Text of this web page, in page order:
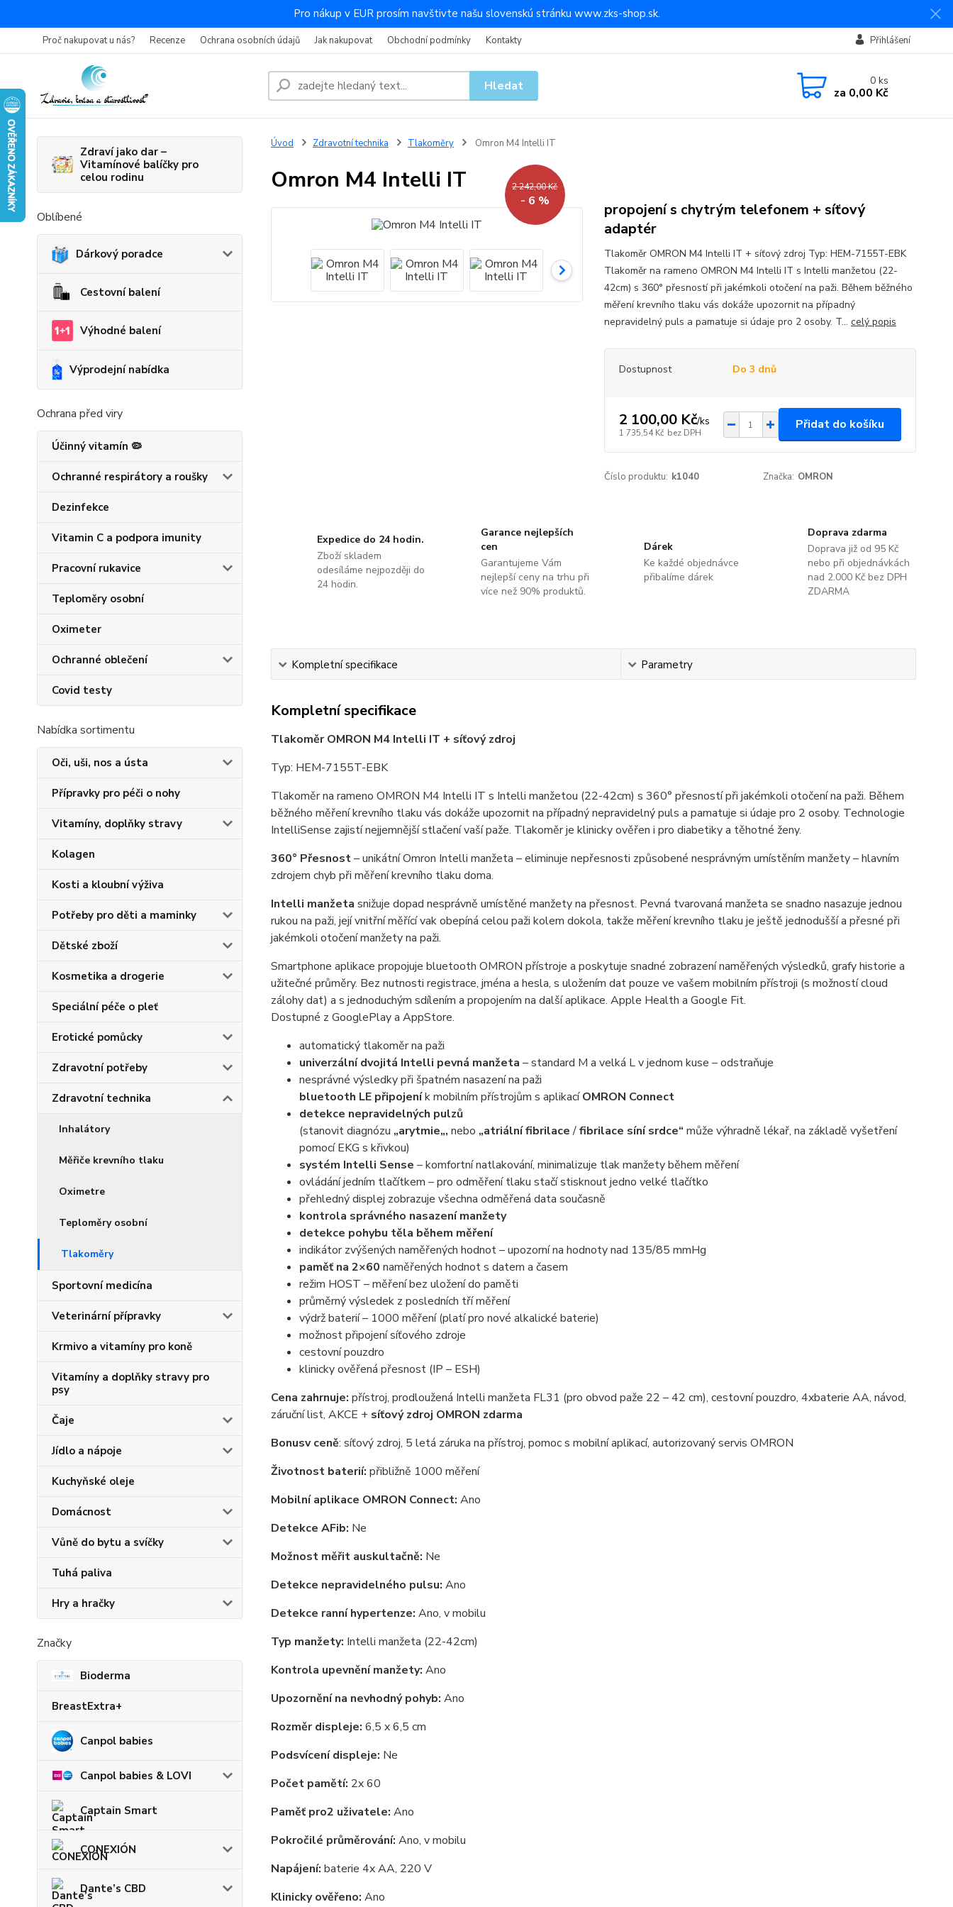
Pro nákup v EUR prosím navštivte našu slovenskú stránku www.zks-shop.sk.
Proč nakupovat u nás? Recenze Ochrana osobních údajů Jak nakupovat Obchodní podmínky Kontakty Přihlášení
Hledat 0ks
za 0,00 Kč
Zdraví jako dar –
Vitamínové balíčky pro
celou rodinu
Oblíbené
Dárkový poradce
Cestovní balení
Výhodné balení
Výprodejní nabídka
Ochrana před viry
Účinný vitamín 🦠
Ochranné respirátory a roušky
Dezinfekce
Vitamin C a podpora imunity
Pracovní rukavice
Teploměry osobní
Oximeter
Ochranné oblečení
Covid testy
Nabídka sortimentu
Oči, uši, nos a ústa
Přípravky pro péči o nohy
Vitamíny, doplňky stravy
Kolagen
Kosti a kloubní výživa
Potřeby pro děti a maminky
Dětské zboží
Kosmetika a drogerie
Speciální péče o pleť
Erotické pomůcky
Zdravotní potřeby
Zdravotní technika
Inhalátory
Měřiče krevního tlaku
Oximetre
Teploměry osobní
Tlakoměry
Sportovní medicína
Veterinární přípravky
Krmivo a vitamíny pro koně
Vitamíny a doplňky stravy pro
psy
Čaje
Jídlo a nápoje
Kuchyňské oleje
Domácnost
Vůně do bytu a svíčky
Tuhá paliva
Hry a hračky
Značky
Bioderma
BreastExtra+
Canpol babies
Canpol babies & LOVI
Captain Smart
CONEXIÓN
Dante’s CBD
Úvod Zdravotní technika Tlakoměry Omron M4 Intelli IT
Omron M4 Intelli IT 2 242,00 Kč
- 6 %
propojení s chytrým telefonem + síťový
adaptér
Tlakoměr OMRON M4 Intelli IT + síťový zdroj Typ: HEM-7155T-EBK
Tlakoměr na rameno OMRON M4 Intelli IT s Intelli manžetou (22-
42cm) s 360° přesností při jakémkoli otočení na paži. Během běžného
měření krevního tlaku vás dokáže upozornit na případný
nepravidelný puls a pamatuje si údaje pro 2 osoby. T... celý popis
Dostupnost Do 3 dnů
2 100,00 Kč/ks
1 735,54 Kč bez DPH
Přidat do košíku
Číslo produktu: k1040 Značka: OMRON
Expedice do 24 hodin.
Zboží skladem
odesíláme nejpozději do
24 hodin.
Garance nejlepších
cen
Garantujeme Vám
nejlepší ceny na trhu při
více než 90% produktů.
Dárek
Ke každé objednávce
přibalíme dárek
Doprava zdarma
Doprava již od 95 Kč
nebo při objednávkách
nad 2.000 Kč bez DPH
ZDARMA
Kompletní specifikace Parametry
Kompletní specifikace
Tlakoměr OMRON M4 Intelli IT + síťový zdroj
Typ: HEM-7155T-EBK
Tlakoměr na rameno OMRON M4 Intelli IT s Intelli manžetou (22-42cm) s 360° přesností při jakémkoli otočení na paži. Během
běžného měření krevního tlaku vás dokáže upozornit na případný nepravidelný puls a pamatuje si údaje pro 2 osoby. Technologie
IntelliSense zajistí nejjemnější stlačení vaší paže. Tlakoměr je klinicky ověřen i pro diabetiky a těhotné ženy.
360° Přesnost– unikátní Omron Intelli manžeta – eliminuje nepřesnosti způsobené nesprávným umístěním manžety – hlavním
zdrojem chyb při měření krevního tlaku doma.
Intelli manžeta snižuje dopad nesprávně umístěné manžety na přesnost. Pevná tvarovaná manžeta se snadno nasazuje jednou
rukou na paži, její vnitřní měřící vak obepíná celou paži kolem dokola, takže měření krevního tlaku je ještě jednodušší a přesné při
jakémkoli otočení manžety na paži.
Smartphone aplikace propojuje bluetooth OMRON přístroje a poskytuje snadné zobrazení naměřených výsledků, grafy historie a
užitečné průměry. Bez nutnosti registrace, jména a hesla, s uložením dat pouze ve vašem mobilním přístroji (s možností cloud
zálohy dat) a s jednoduchým sdílením a propojením na další aplikace. Apple Health a Google Fit.
Dostupné z GooglePlay a AppStore.
automatický tlakoměr na paži
univerzální dvojitá Intelli pevná manžeta – standard M a velká L v jednom kuse – odstraňuje
nesprávné výsledky při špatném nasazení na paži
bluetooth LE připojeník mobilním přístrojům s aplikacíOMRON Connect
detekce nepravidelných pulzů
(stanovit diagnózu „arytmie„, nebo „atriální fibrilace/fibrilace síní srdce“ může výhradně lékař, na základě vyšetření
pomocí EKG s křivkou)
systém Intelli Sense – komfortní natlakování, minimalizuje tlak manžety během měření
ovládání jedním tlačítkem – pro odměření tlaku stačí stisknout jedno velké tlačítko
přehledný displej zobrazuje všechna odměřená data současně
kontrola správného nasazení manžety
detekce pohybu těla během měření
indikátor zvýšených naměřených hodnot – upozorní na hodnoty nad 135/85 mmHg
paměť na 2×60 naměřených hodnot s datem a časem
režim HOST – měření bez uložení do paměti
průměrný výsledek z posledních tří měření
výdrž baterií – 1000 měření (platí pro nové alkalické baterie)
možnost připojení síťového zdroje
cestovní pouzdro
klinicky ověřená přesnost (IP – ESH)
Cena zahrnuje: přístroj, prodloužená Intelli manžeta FL31 (pro obvod paže 22 – 42 cm), cestovní pouzdro, 4xbaterie AA, návod,
záruční list, AKCE + síťový zdroj OMRON zdarma
Bonusv ceně: síťový zdroj, 5 letá záruka na přístroj, pomoc s mobilní aplikací, autorizovaný servis OMRON
Životnost baterií: přibližně 1000 měření
Mobilní aplikace OMRON Connect: Ano
Detekce AFib: Ne
Možnost měřit auskultačně: Ne
Detekce nepravidelného pulsu: Ano
Detekce ranní hypertenze: Ano, v mobilu
Typ manžety: Intelli manžeta (22-42cm)
Kontrola upevnění manžety: Ano
Upozornění na nevhodný pohyb: Ano
Rozměr displeje: 6,5 x 6,5 cm
Podsvícení displeje: Ne
Počet pamětí: 2x 60
Paměť pro2 uživatele: Ano
Pokročilé průměrování: Ano, v mobilu
Napájení: baterie 4x AA, 220 V
Klinicky ověřeno: Ano